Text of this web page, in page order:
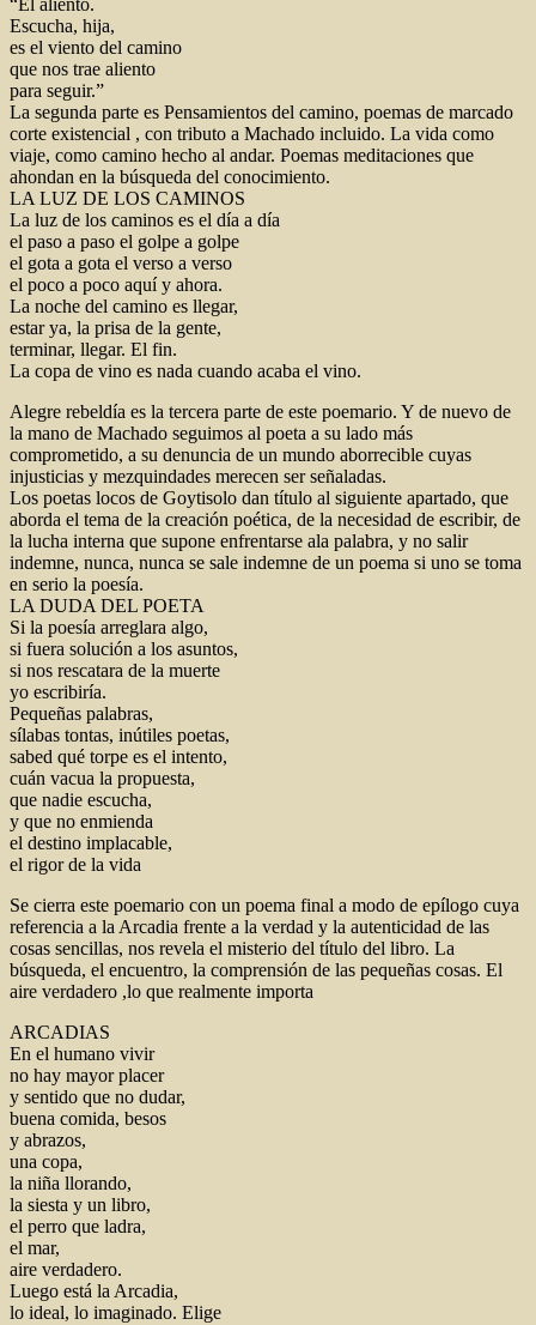
“El aliento.
Escucha, hija,
es el viento del camino
que nos trae aliento
para seguir.”
La segunda parte es Pensamientos del camino, poemas de marcado
corte existencial , con tributo a Machado incluido. La vida como
viaje, como camino hecho al andar. Poemas meditaciones que
ahondan en la búsqueda del conocimiento.
LA LUZ DE LOS CAMINOS
La luz de los caminos es el día a día
el paso a paso el golpe a golpe
el gota a gota el verso a verso
el poco a poco aquí y ahora.
La noche del camino es llegar,
estar ya, la prisa de la gente,
terminar, llegar. El fin.
La copa de vino es nada cuando acaba el vino.
Alegre rebeldía es la tercera parte de este poemario. Y de nuevo de
la mano de Machado seguimos al poeta a su lado más
comprometido, a su denuncia de un mundo aborrecible cuyas
injusticias y mezquindades merecen ser señaladas.
Los poetas locos de Goytisolo dan título al siguiente apartado, que
aborda el tema de la creación poética, de la necesidad de escribir, de
la lucha interna que supone enfrentarse ala palabra, y no salir
indemne, nunca, nunca se sale indemne de un poema si uno se toma
en serio la poesía.
LA DUDA DEL POETA
Si la poesía arreglara algo,
si fuera solución a los asuntos,
si nos rescatara de la muerte
yo escribiría.
Pequeñas palabras,
sílabas tontas, inútiles poetas,
sabed qué torpe es el intento,
cuán vacua la propuesta,
que nadie escucha,
y que no enmienda
el destino implacable,
el rigor de la vida
Se cierra este poemario con un poema final a modo de epílogo cuya
referencia a la Arcadia frente a la verdad y la autenticidad de las
cosas sencillas, nos revela el misterio del título del libro. La
búsqueda, el encuentro, la comprensión de las pequeñas cosas. El
aire verdadero ,lo que realmente importa
ARCADIAS
En el humano vivir
no hay mayor placer
y sentido que no dudar,
buena comida, besos
y abrazos,
una copa,
la niña llorando,
la siesta y un libro,
el perro que ladra,
el mar,
aire verdadero.
Luego está la Arcadia,
lo ideal, lo imaginado. Elige